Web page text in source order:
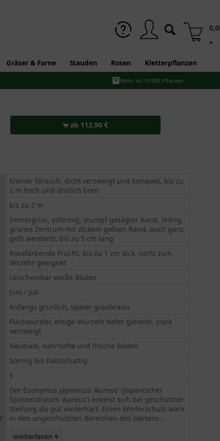
*
Gräser & Farne Stauden Rosen Kletterpflanzen
Mehr als 10.000 Pflanzen
ab 112,90 €
Kleiner Strauch, dicht verzweigt und kompakt, bis zu
2 m hoch und ähnlich breit
bis zu 2 m
Immergrün, eiförmig, stumpf gesägter Rand, ledrig,
grünes Zentrum mit dickem gelben Rand, auch ganz
gelb werdend, bis zu 5 cm lang
Rosafarbende Frucht, bis zu 1 cm dick, nicht zum
Verzehr geeignet
Unscheinbar weiße Blüten
Juni / Juli
Anfangs grünlich, später graubraun
Flachwurzler, einige Wurzeln tiefer gehend, stark
verzweigt
Neutrale, nahrhafte und frische Böden
Sonnig bis halbschattig
5
Der Euonymus japonicus 'Aureus' (Japanischer
Spindelstrauch 'Aureus') erweist sich bei geschützter
Stellung als gut winterhart. Einen Winterschutz wäre
in den ungeschützten Bereichen des Gartens...
weiterlesen ▾